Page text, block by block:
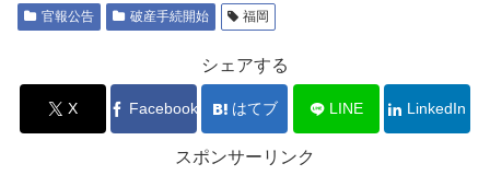
官報公告 破産手続開始 福岡
シェアする
X Facebook はてブ LINE LinkedIn
スポンサーリンク